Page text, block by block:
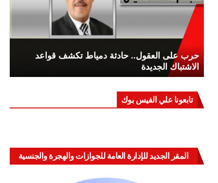
حرب على العقول.. حادثة دمياط تكشف قواعد
الاشتباك الجديدة
تابعونا علي الفيس بوك
المقر الجديد للإدارة العامة للجوازات والهجرة والجنسية